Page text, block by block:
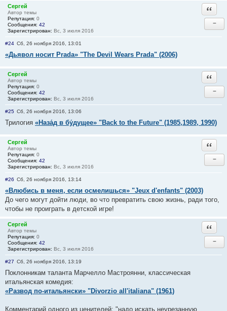
Сергей
Автор темы
Репутация: 0
Сообщения: 42
Зарегистрирован: Вс, 3 июля 2016
−
#24 Сб, 26 ноября 2016, 13:01
«Дьявол носит Prada» "The Devil Wears Prada" (2006)
Сергей
Автор темы
Репутация: 0
Сообщения: 42
Зарегистрирован: Вс, 3 июля 2016
−
#25 Сб, 26 ноября 2016, 13:06
Трилогия «Наза́д в бу́дущее» "Back to the Future" (1985,1989, 1990)
Сергей
Автор темы
Репутация: 0
Сообщения: 42
Зарегистрирован: Вс, 3 июля 2016
−
#26 Сб, 26 ноября 2016, 13:14
«Влюбись в меня, если осмелишься» "Jeux d'enfants" (2003)
До чего могут дойти люди, во что превратить свою жизнь, ради того,
чтобы не проиграть в детской игре!
Сергей
Автор темы
Репутация: 0
Сообщения: 42
Зарегистрирован: Вс, 3 июля 2016
−
#27 Сб, 26 ноября 2016, 13:19
Поклонникам таланта Марчелло Мастроянни, классическая
итальянская комедия:
«Развод по-итальянски» "Divorzio all'italiana" (1961)
Комментарий одного из ценителей: "надо искать неурезанную